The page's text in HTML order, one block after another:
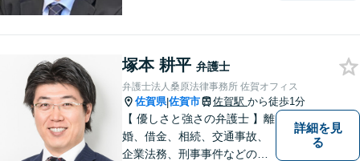
など幅広く対応しております
ので、まずはお気軽にご相談
下さい。【JR佐賀駅1分】
【子連れ相談可】
塚本 耕平 弁護士
弁護士法人桑原法律事務所 佐賀オフィス
佐賀県|佐賀市 佐賀駅 から徒歩1分
【 優しさと強さの弁護士 】離
婚、借金、相続、交通事故、
企業法務、刑事事件などのご
詳細を見
る